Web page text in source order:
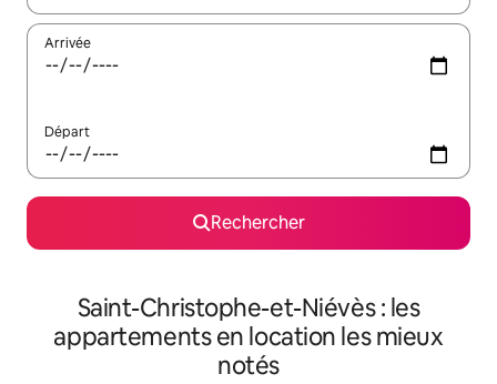
Arrivée
Départ
Rechercher
Saint-Christophe-et-Niévès : les
appartements en location les mieux
notés